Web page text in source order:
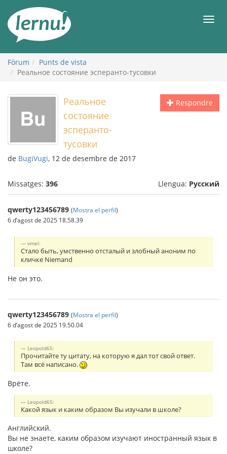
contingut
Fòrum
Punts de vista
Реальное состояние эсперанто-тусовки
Respondre
Реальное
состояние
эсперанто-
тусовки
de BugiVugi, 12 de desembre de 2017
Missatges: 396 Llengua: Русский
qwerty123456789 (Mostra el perfil)
6 d’agost de 2025 18.58.39
vmel:
Стало быть, умственно отсталый и злобный аноним по
кличке Niemand
Не он это.
qwerty123456789 (Mostra el perfil)
6 d’agost de 2025 19.50.04
Leopold65:
Прочитайте ту цитату, на которую я дал тот свой ответ.
Там всё написано.
Врёте.
Leopold65:
Какой язык и каким образом Вы изучали в школе?
Английский.
Вы не знаете, каким образом изучают иностранный язык в
школе?